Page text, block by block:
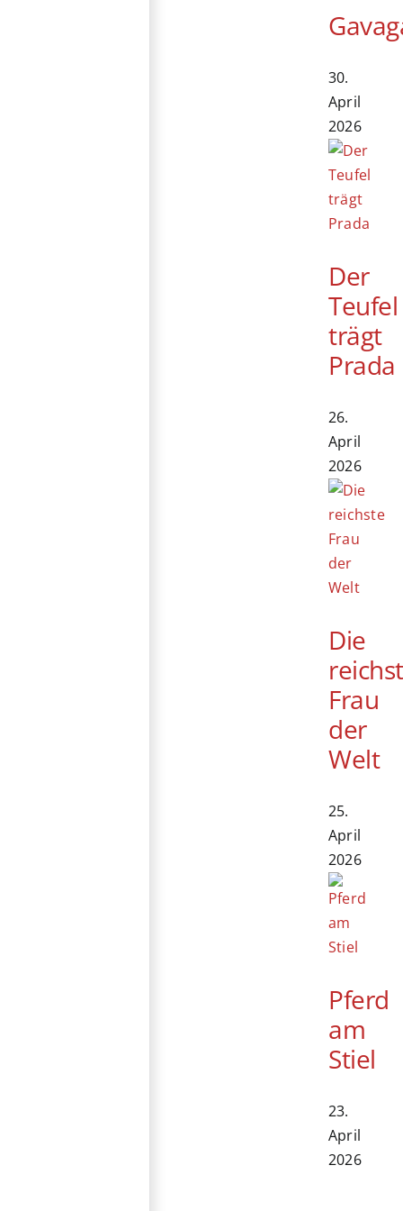
30.
April
2026
Der
Teufel
trägt
Prada
26.
April
2026
Die
Frau
der
Welt
25.
April
2026
Pferd
am
Stiel
23.
April
2026